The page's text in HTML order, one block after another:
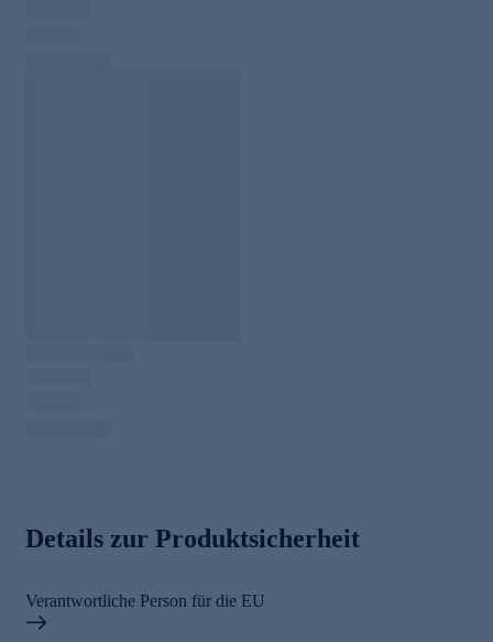
Details zur Produktsicherheit
Verantwortliche Person für die EU